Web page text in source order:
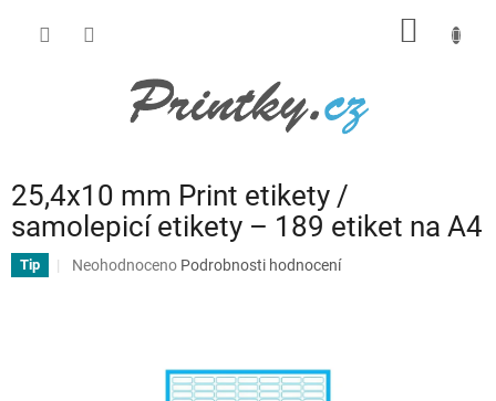
25,4x10 mm Print etikety /
samolepicí etikety – 189 etiket na A4
Tip
Průměrné
Neohodnoceno Podrobnosti hodnocení